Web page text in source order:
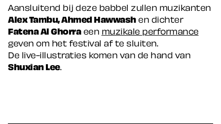
Aansluitend bij deze babbel zullen muzikanten
Alex Tambu, Ahmed Hawwashen dichter
Fatena Al Ghorraeen muzikale performance
geven om het festival af te sluiten.
De live-illustraties komen van de hand van
Shuxian Lee.